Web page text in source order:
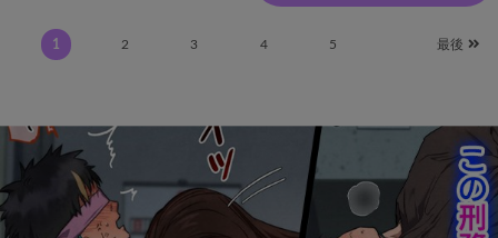
1 2 3 4 5 最後